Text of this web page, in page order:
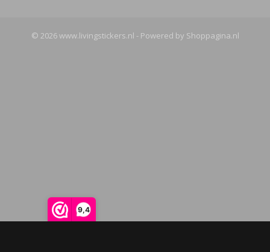
9,4
© 2026 www.livingstickers.nl - Powered by Shoppagina.nl